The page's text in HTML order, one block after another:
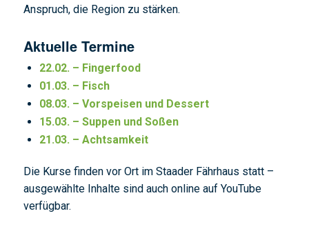
Anspruch, die Region zu stärken.
Aktuelle Termine
22.02. – Fingerfood
01.03. – Fisch
08.03. – Vorspeisen und Dessert
15.03. – Suppen und Soßen
21.03. – Achtsamkeit
Die Kurse finden vor Ort im Staader Fährhaus statt –
ausgewählte Inhalte sind auch online auf YouTube
verfügbar.